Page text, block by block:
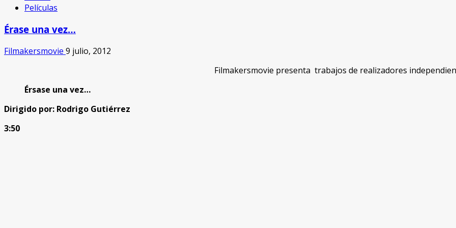
Películas
Érase una vez…
Filmakersmovie 9 julio, 2012
Filmakersmovie presenta trabajos de realizadores
Érsase una vez…
Dirigido por: Rodrigo Gutiérrez
3:50